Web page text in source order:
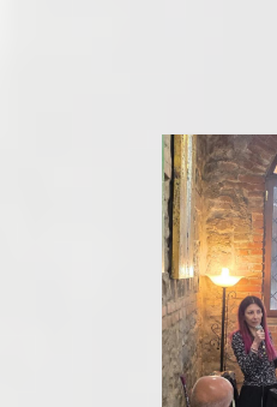
– Adeguamento alle normative
compilare il modulo di
A tua disposizione per